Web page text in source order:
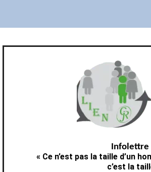
Infolettre
« Ce n’est pas la taille d’un
c’est la